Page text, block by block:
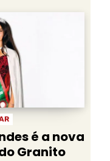
é a nova
Granito